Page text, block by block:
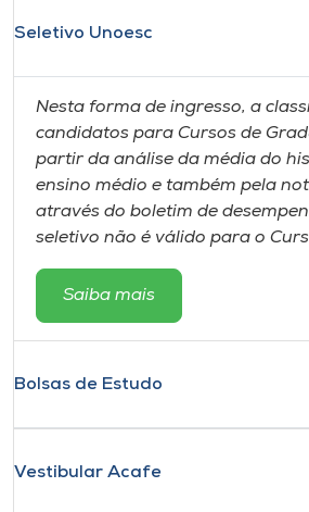
Seletivo Unoesc
Nesta forma de ingresso, a
candidatos para Cursos de
partir da análise da média do
ensino médio e também pela
através do boletim de
seletivo não é válido para o
Saiba mais
Bolsas de Estudo
Vestibular Acafe